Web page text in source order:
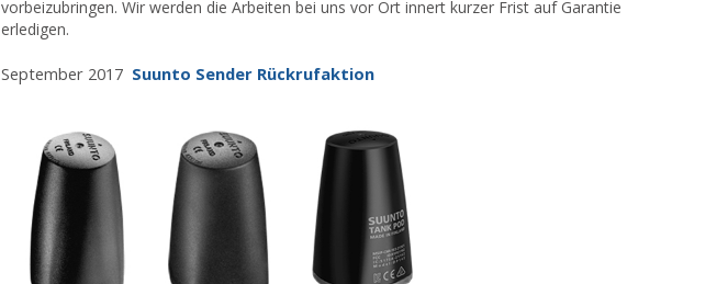
vorbeizubringen. Wir werden die Arbeiten bei uns vor Ort innert kurzer Frist auf Garantie
erledigen.
September 2017 Suunto Sender Rückrufaktion